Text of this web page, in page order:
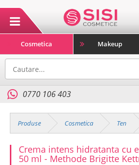
Cosmetica Makeup
0770 106 403
Produse Cosmetica Ten
Crema intens hidratanta cu
50 ml - Methode Brigitte